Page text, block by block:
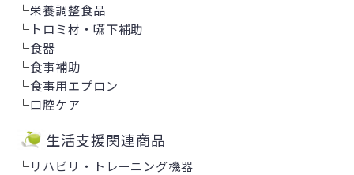
└栄養調整食品
└ トロミ材・嚥下補助
└食器
└食事補助
└食事用エプロン
└口腔ケア
生活支援関連商品
└リハビリ・トレーニング機器